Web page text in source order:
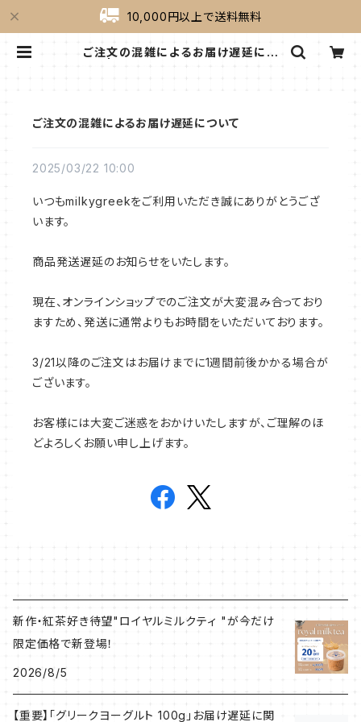
10,000円以上で送料無料
ご注文の混雑によるお届け遅延につ
ご注文の混雑によるお届け遅延について
2025/03/22 10:00
いつもmilkygreekをご利用いただき誠にありがとうござ
います。
商品発送遅延のお知らせをいたします。
現在、オンラインショップでのご注文が大変混み合っており
ますため、発送に通常よりもお時間をいただいております。
3/21以降のご注文はお届けまでに1週間前後かかる場合が
ございます。
お客様には大変ご迷惑をおかけいたしますが、ご理解のほ
どよろしくお願い申し上げます。
新作・紅茶好き待望"ロイヤルミルクティ "が今だけ
限定価格で新登場！
2026/8/5
【重要】「グリークヨーグルト 100g」お届け遅延に関